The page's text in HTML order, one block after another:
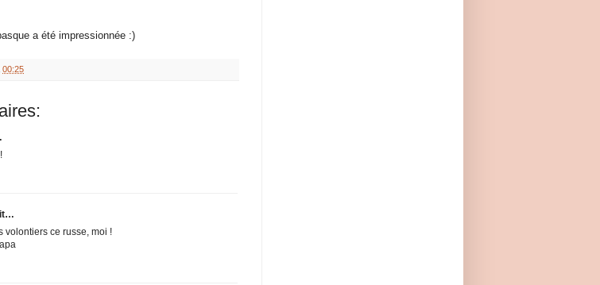
a été impressionnée :)
00:25
volontiers ce russe, moi !